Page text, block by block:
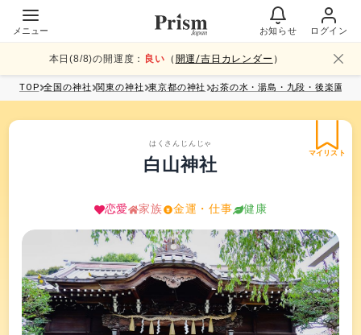
メニュー お知らせ ログイン
本日(8/8)の開運度： 良い （ 開運/吉日カレンダー ）
TOP 全国の神社 関東の神社 東京都の神社 お茶の水・湯島・九段・後楽園
マイリスト
はくさんじんじゃ
白山神社
恋愛 家族 金運・仕事 健康